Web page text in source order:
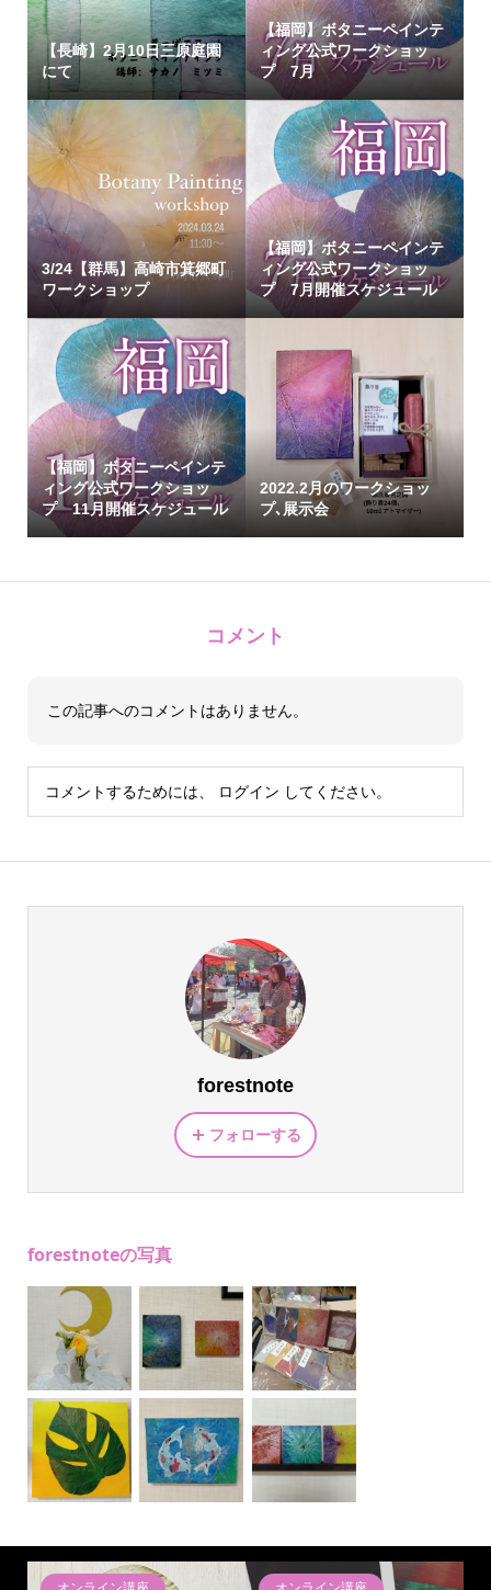
【長崎】2月10日三原庭園
にて
【福岡】ボタニーペインテ
ィング公式ワークショッ
プ 7月
3/24【群馬】高崎市箕郷町
ワークショップ
【福岡】ボタニーペインテ
ィング公式ワークショッ
プ 7月開催スケジュール
【福岡】ボタニーペインテ
ィング公式ワークショッ
プ 11月開催スケジュール
2022.2月のワークショッ
プ､展示会
コメント
この記事へのコメントはありません。
コメントするためには、 ログイン してください。
forestnote
フォローする
forestnoteの写真